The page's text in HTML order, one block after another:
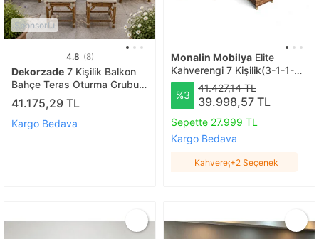
Sponsorlu
4.8 (8)
Dekorzade 7 Kişilik Balkon
Bahçe Teras Oturma Grubu
Masa Takımı
41.175,29 TL
Kargo Bedava
Monalin Mobilya Elite
Kahverengi 7 Kişilik(3-1-1-
masa) Rattan Örgü Bahçe &
Balkon & Teras Oturma
Grubu Minderli & Camlı &
Masalı Takımı Kahveregi
%3
41.427,14 TL
39.998,57 TL
Sepette 27.999 TL
Kargo Bedava
Kahveregi+2 Seçenek